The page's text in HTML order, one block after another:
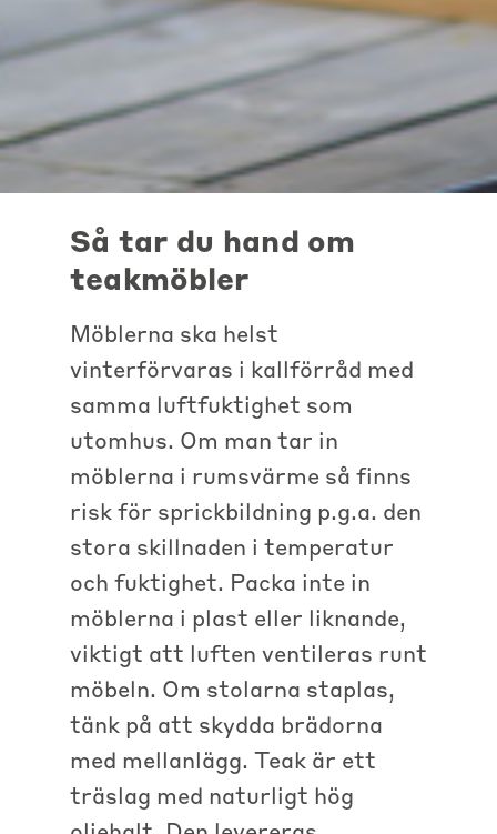
Så tar du hand om
teakmöbler
Möblerna ska helst
vinterförvaras i kallförråd med
samma luftfuktighet som
utomhus. Om man tar in
möblerna i rumsvärme så finns
risk för sprickbildning p.g.a. den
stora skillnaden i temperatur
och fuktighet. Packa inte in
möblerna i plast eller liknande,
viktigt att luften ventileras runt
möbeln. Om stolarna staplas,
tänk på att skydda brädorna
med mellanlägg. Teak är ett
träslag med naturligt hög